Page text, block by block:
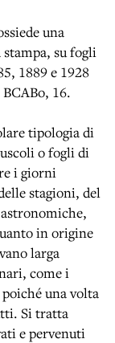
una
su fogli
1889 e 1928
16.
tipologia di
o fogli di
i giorni
stagioni, del
in origine
larga
come i
una volta
Si tratta
e pervenuti